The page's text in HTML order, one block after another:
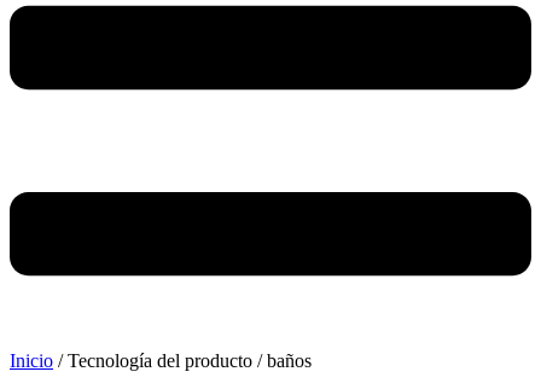
Inicio / Tecnología del producto / baños